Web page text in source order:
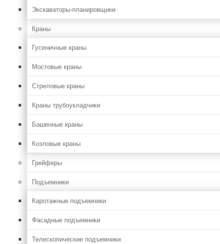
Экскаваторы-планировщики
Краны
Гусеничные краны
Мостовые краны
Стреловые краны
Краны трубоукладчики
Башенные краны
Козловые краны
Грейферы
Подъемники
Каротажные подъемники
Фасадные подъемники
Телескопические подъемники